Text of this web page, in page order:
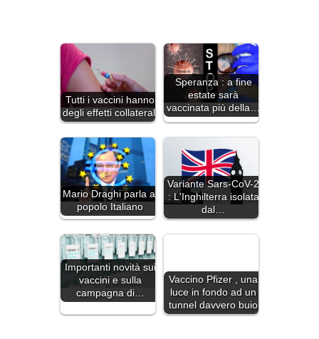
Tutti i vaccini hanno
degli effetti collaterali
Speranza : a fine
estate sarà
vaccinata più della…
Mario Draghi parla al
popolo Italiano
Variante Sars-CoV-2
: L'Inghilterra isolata
dal…
Importanti novità sui
vaccini e sulla
campagna di…
Vaccino Pfizer , una
luce in fondo ad un
tunnel davvero buio